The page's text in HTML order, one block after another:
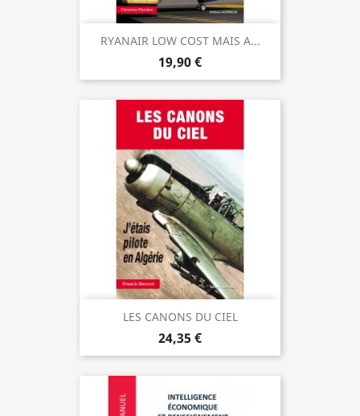
RYANAIR LOW COST MAIS A...
19,90 €
LES CANONS DU CIEL
24,35 €